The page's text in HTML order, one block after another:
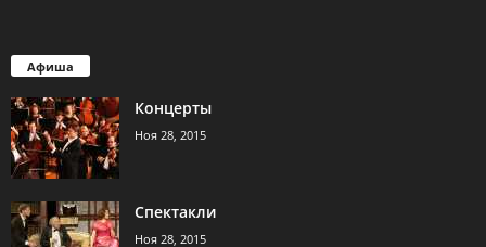
Афиша
Концерты
Ноя 28, 2015
Спектакли
Ноя 28, 2015